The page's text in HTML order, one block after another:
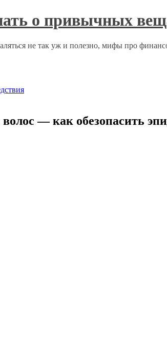
о привычных
не так уж и полезно, мифы про
— как обезопасить